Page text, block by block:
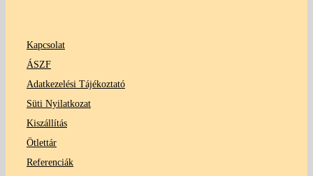
Kapcsolat
ÁSZF
Adatkezelési Tájékoztató
Süti Nyilatkozat
Kiszállítás
Ötlettár
Referenciák